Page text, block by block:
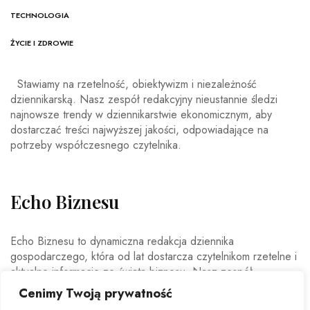
Cenimy Twoją prywatność
TECHNOLOGIA
ŻYCIE I ZDROWIE
Stawiamy na rzetelność, obiektywizm i niezależność
dziennikarską. Nasz zespół redakcyjny nieustannie śledzi
najnowsze trendy w dziennikarstwie ekonomicznym, aby
dostarczać treści najwyższej jakości, odpowiadające na
potrzeby współczesnego czytelnika.
Echo Biznesu
Echo Biznesu to dynamiczna redakcja dziennika
gospodarczego, która od lat dostarcza czytelnikom rzetelne i
aktualne informacje ze świata biznesu. Nasz zespół
doświadczonych dziennikarzy i ekspertów ekonomicznych
codziennie analizuje najważniejsze wydarzenia rynkowe,